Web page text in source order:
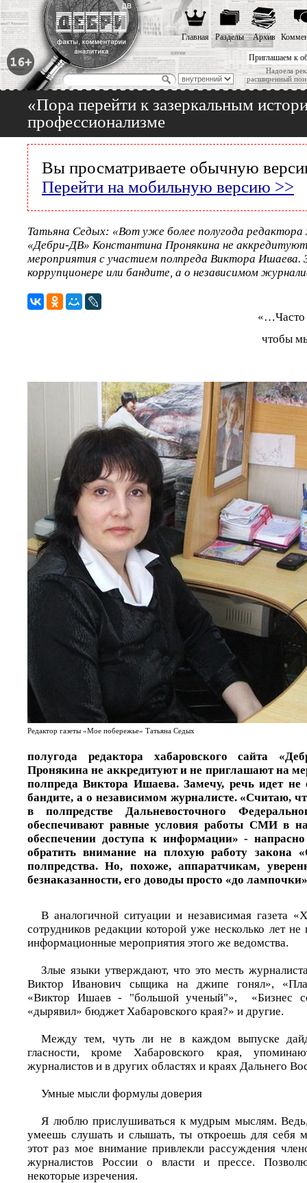
Приглашаем к
Надоела
расширенный
Главная Разделы Архив
«Пора перейти к зазеркальным
профессионализме
Вы просматриваете обычную
Перейти на мобильную версию >>
Татьяна Седых: «Вот уже более полугода редактора
«Дебри-ДВ» Константина Пронякина не
мероприятия с участием полпреда Виктора Ишаева.
коррупционере или бандите, а о независимом
«…Часто
чтобы
Редактор газеты «Мое побережье» Татьяна Седых
полугода редактора хабаровского сайта
Пронякина не аккредитуют и не приглашают на
полпреда Виктора Ишаева. Замечу, речь идет не
бандите, а о независимом журналисте. «Считаю,
в полпредстве Дальневосточного
обеспечивают равные условия работы СМИ в
обеспечении доступа к информации» -
обратить внимание на плохую работу
полпредства. Но, похоже, аппаратчикам,
безнаказанности, его доводы просто «до
В аналогичной ситуации и независимая газета
сотрудников редакции которой уже несколько лет
информационные мероприятия этого же ведомства.
Злые языки утверждают, что это месть
Виктор Иванович сыщика на джипе гонял»,
«Виктор Ишаев - "большой ученый"», «Бизнес
«дырявил» бюджет Хабаровского края?» и другие.
Между тем, чуть ли не в каждом выпуске
гласности, кроме Хабаровского края,
журналистов и в других областях и краях Дальнего
Умные мысли формулы доверия
Я люблю прислушиваться к мудрым мыслям. Ведь,
умеешь слушать и слышать, ты откроешь для себя
этот раз мое внимание привлекли рассуждения
журналистов России о власти и прессе.
некоторые изречения.